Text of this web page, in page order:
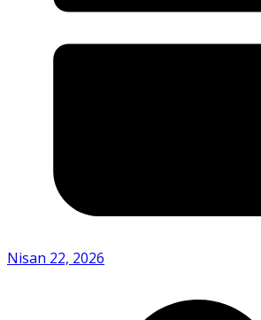
Nisan 22, 2026